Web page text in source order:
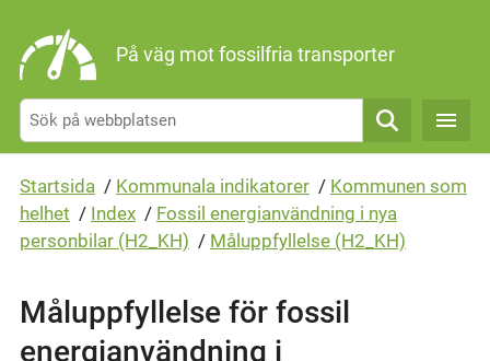
På väg mot fossilfria transporter
Sök
Startsida / Kommunala indikatorer / Kommunen som
helhet / Index / Fossil energianvändning i nya
personbilar (H2_KH) / Måluppfyllelse (H2_KH)
Måluppfyllelse för fossil
energianvändning i